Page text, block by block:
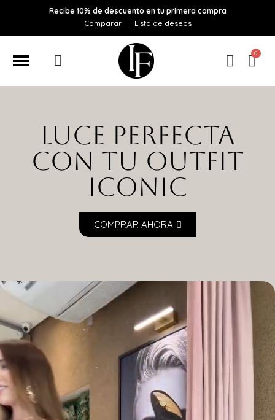
Recibe 10% de descuento en tu primera compra
Comparar
Lista de deseos
Luce perfecta
con tu outfit
Iconic
COMPRAR AHORA